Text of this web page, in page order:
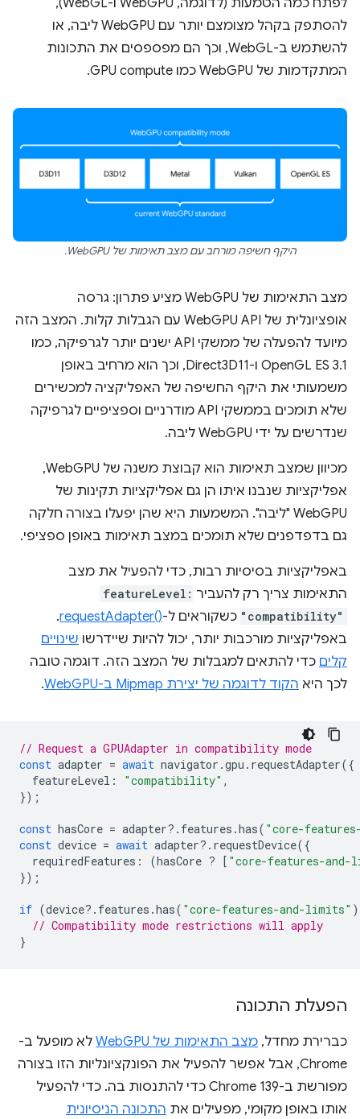
להסתפק בקהל מצומצם יותר עם WebGPU ליבה, או
להשתמש ב-WebGL, וכך הם מפספסים את התכונות
המתקדמות של WebGPU כמו GPU compute.
היקף חשיפה מורחב עם מצב תאימות של WebGPU.
מצב התאימות של WebGPU מציע פתרון: גרסה
אופציונלית של WebGPU API עם הגבלות קלות. המצב הזה
מיועד להפעלה של ממשקי API ישנים יותר לגרפיקה, כמו
OpenGL ES 3.1 ו-Direct3D11, וכך הוא מרחיב באופן
משמעותי את היקף החשיפה של האפליקציה למכשירים
שלא תומכים בממשקי API מודרניים וספציפיים לגרפיקה
שנדרשים על ידי WebGPU ליבה.
מכיוון שמצב תאימות הוא קבוצת משנה של WebGPU,
אפליקציות שנבנו איתו הן גם אפליקציות תקינות של
WebGPU "ליבה". המשמעות היא שהן יפעלו בצורה חלקה
גם בדפדפנים שלא תומכים במצב תאימות באופן ספציפי.
באפליקציות בסיסיות רבות, כדי להפעיל את מצב
התאימות צריך רק להעביר featureLevel:
"compatibility" כשקוראים ל-‎requestAdapter‎()‎
.
באפליקציות מורכבות יותר, יכול להיות שיידרשו שינויים
קלים כדי להתאים למגבלות של המצב הזה. דוגמה טובה
לכך היא הקוד לדוגמה של יצירת Mipmap ב-WebGPU .
// Request a GPUAdapter in compatibility mode
const adapter = await navigator .gpu . requestAdapter({
featureLevel : "compatibility" ,
});
const hasCore = adapter? . features .has( "core-
const device = await adapter? . requestDevice({
requiredFeatures : (hasCore ? [ "core-features-
});
if (device? . features .has( "core-features-and-limits"
// Compatibility mode restrictions will apply
}
הפעלת התכונה
כברירת מחדל, מצב התאימות של WebGPU
לא מופעל ב-
Chrome, אבל אפשר להפעיל את הפונקציונליות הזו בצורה
מפורשת ב-Chrome 139 כדי להתנסות בה. כדי להפעיל
אותו באופן מקומי, מפעילים את התכונה הניסיונית